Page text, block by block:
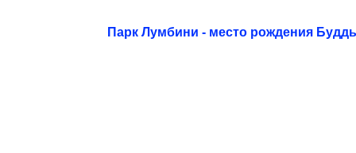
Парк Лумбини - место рождения